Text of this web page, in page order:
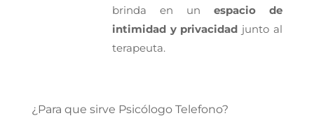
brinda en un espacio de
intimidad y privacidad junto al
terapeuta.
¿Para que sirve Psicólogo Telefono?